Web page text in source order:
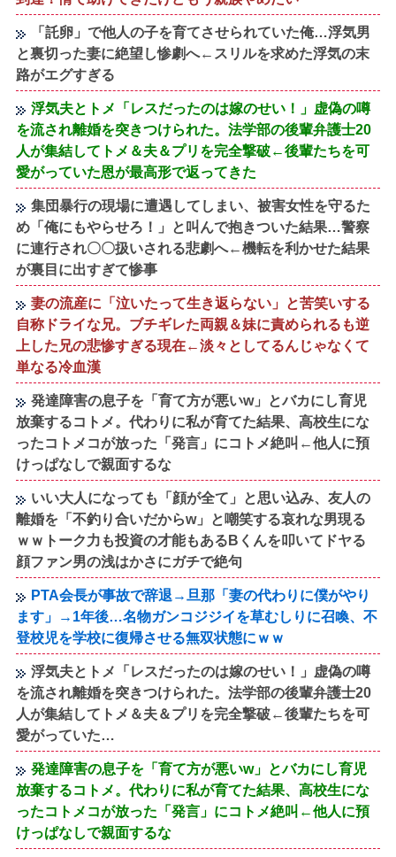
「託卵」で他人の子を育てさせられていた俺…浮気男
と裏切った妻に絶望し惨劇へ←スリルを求めた浮気の末
路がエグすぎる
浮気夫とトメ「レスだったのは嫁のせい！」虚偽の噂
を流され離婚を突きつけられた。法学部の後輩弁護士20
人が集結してトメ＆夫＆プリを完全撃破←後輩たちを可
愛がっていた恩が最高形で返ってきた
集団暴行の現場に遭遇してしまい、被害女性を守るた
め「俺にもやらせろ！」と叫んで抱きついた結果…警察
に連行され〇〇扱いされる悲劇へ←機転を利かせた結果
が裏目に出すぎて惨事
妻の流産に「泣いたって生き返らない」と苦笑いする
自称ドライな兄。ブチギレた両親＆妹に責められるも逆
上した兄の悲惨すぎる現在←淡々としてるんじゃなくて
単なる冷血漢
発達障害の息子を「育て方が悪いw」とバカにし育児
放棄するコトメ。代わりに私が育てた結果、高校生にな
ったコトメコが放った「発言」にコトメ絶叫←他人に預
けっぱなしで親面するな
いい大人になっても「顔が全て」と思い込み、友人の
離婚を「不釣り合いだからw」と嘲笑する哀れな男現る
ｗｗトーク力も投資の才能もあるBくんを叩いてドヤる
顔ファン男の浅はかさにガチで絶句
PTA会長が事故で辞退→旦那「妻の代わりに僕がやり
ます」→1年後…名物ガンコジジイを草むしりに召喚、不
登校児を学校に復帰させる無双状態にｗｗ
浮気夫とトメ「レスだったのは嫁のせい！」虚偽の噂
を流され離婚を突きつけられた。法学部の後輩弁護士20
人が集結してトメ＆夫＆プリを完全撃破←後輩たちを可
愛がっていた…
発達障害の息子を「育て方が悪いw」とバカにし育児
放棄するコトメ。代わりに私が育てた結果、高校生にな
ったコトメコが放った「発言」にコトメ絶叫←他人に預
けっぱなしで親面するな